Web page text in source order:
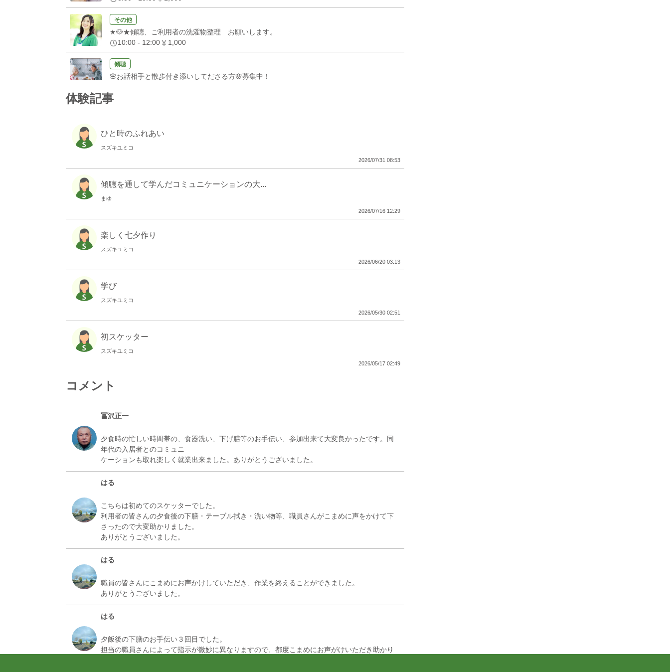
その他
★🐶★傾聴、ご利用者の洗濯物整理 お願いします。
10:00 - 12:00
1,000
傾聴
🌸お話相手と散歩付き添いしてださる方🌸募集中！
13:00 - 17:00
14:00 - 16:00
1,000
体験記事
ひと時のふれあい
スズキユミコ
2026/07/31 08:53
傾聴を通して学んだコミュニケーションの大...
まゆ
2026/07/16 12:29
楽しく七夕作り
スズキユミコ
2026/06/20 03:13
学び
スズキユミコ
2026/05/30 02:51
初スケッター
スズキユミコ
2026/05/17 02:49
認知症の方の傾聴は学び多い時間でした
道端の小さな花
三浦倫子
しおみ
2026/02/21 14:00
未知なる体験
傾聴のスケッターのお手伝い
退会済み
傾聴とお散歩
いろは姫
コメント
冨沢正一
夕食時の忙しい時間帯の、食器洗い、下げ膳等のお手伝い、参加出来て大変良かったです。同
年代の入居者とのコミュニ
はる
こちらは初めてのスケッターでした。
利用者の皆さんの夕食後の下膳・テーブル拭き・洗い物等、職員さんがこまめに声をかけて下
さったので大変助かりました。
はる
職員の皆さんにこまめにお声かけしていただき、作業を終えることができました。
はる
夕飯後の下膳のお手伝い３回目でした。
担当の職員さんによって指示が微妙に異なりますので、都度こまめにお声がけいただき助かり